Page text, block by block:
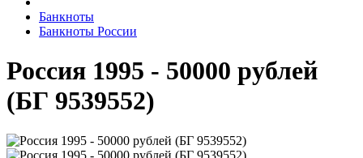
Банкноты
Банкноты России
Россия 1995 - 50000 рублей
(БГ 9539552)